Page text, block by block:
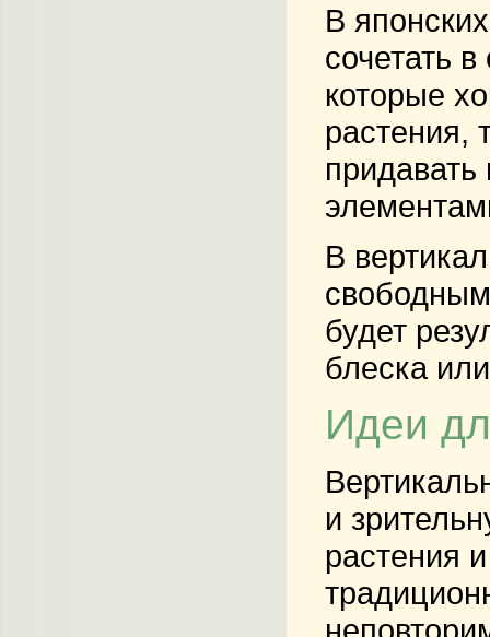
В
сочетать
которые
растения,
придавать
В
будет
блеска
Идеи
и
растения